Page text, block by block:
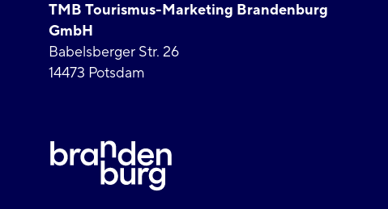
TMB Tourismus-Marketing Brandenburg
GmbH
Babelsberger Str. 26
14473 Potsdam